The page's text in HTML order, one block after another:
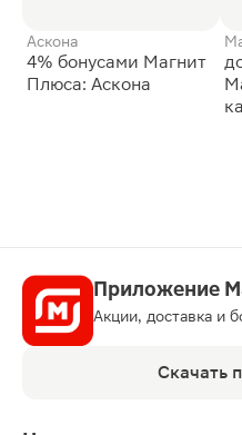
Аскона
4% бонусами Магнит
Плюса: Аскона
Приложение
Акции, доставка и
Скачать